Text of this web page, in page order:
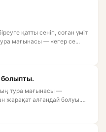
қатты сеніп, соған үміт
мағынасы — «егер се...
болыпты.
тура мағынасы —
жарақат алғандай болуы.